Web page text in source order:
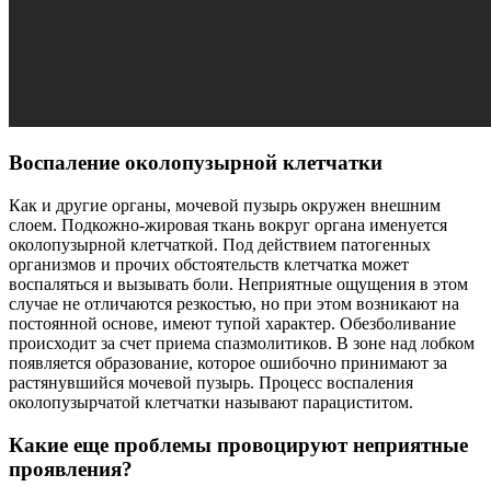
Воспаление околопузырной клетчатки
Как и другие органы, мочевой пузырь окружен внешним
слоем. Подкожно-жировая ткань вокруг органа именуется
околопузырной клетчаткой. Под действием патогенных
организмов и прочих обстоятельств клетчатка может
воспаляться и вызывать боли. Неприятные ощущения в этом
случае не отличаются резкостью, но при этом возникают на
постоянной основе, имеют тупой характер. Обезболивание
происходит за счет приема спазмолитиков. В зоне над лобком
появляется образование, которое ошибочно принимают за
растянувшийся мочевой пузырь. Процесс воспаления
околопузырчатой клетчатки называют парациститом.
Какие еще проблемы провоцируют неприятные
проявления?